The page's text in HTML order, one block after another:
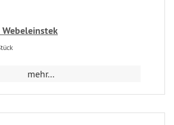
mehr...